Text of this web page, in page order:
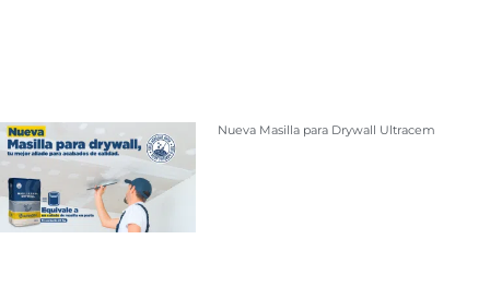
Nueva Masilla para Drywall Ultracem